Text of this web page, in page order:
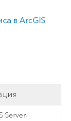
в ArcGIS
Server,